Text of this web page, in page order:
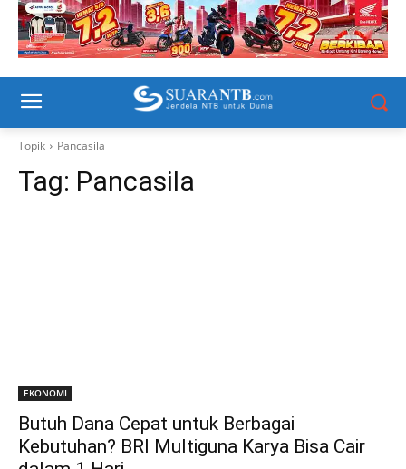
Topik Pancasila
Tag: Pancasila
EKONOMI
Butuh Dana Cepat untuk Berbagai
Kebutuhan? BRI Multiguna Karya Bisa Cair